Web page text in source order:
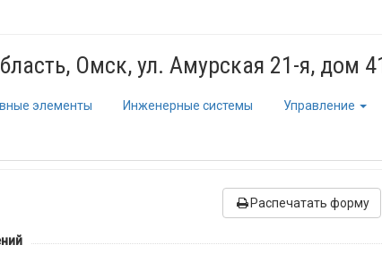
Омск, ул. Амурская 21-я, дом
элементы Инженерные системы Управление
Распечатать форму